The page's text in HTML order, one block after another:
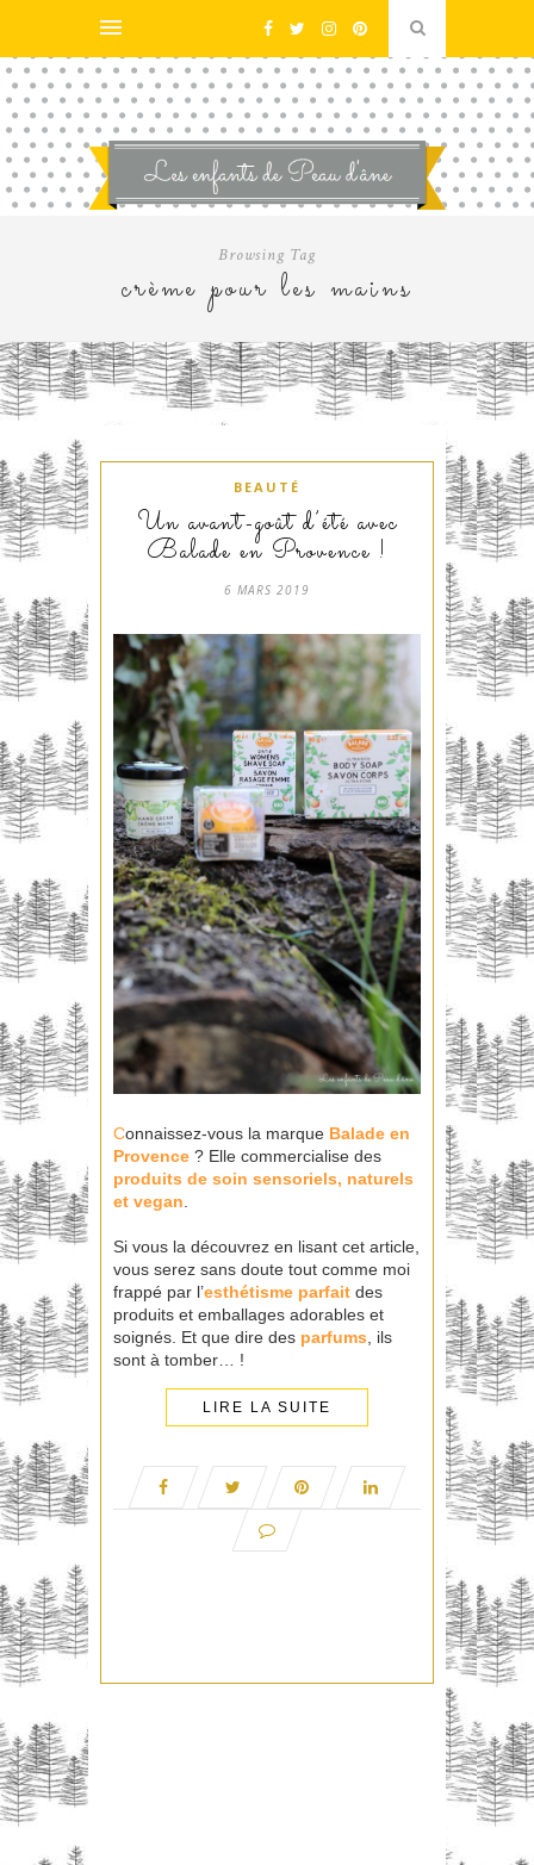
Browsing Tag
crème pour les mains
BEAUTÉ
Un avant-goût d’été avec
Balade en Provence !
6 MARS 2019
Connaissez-vous la marque Balade en
Provence ? Elle commercialise des
produits de soin sensoriels, naturels
et vegan.
Si vous la découvrez en lisant cet article,
vous serez sans doute tout comme moi
frappé par l’esthétisme parfait des
produits et emballages adorables et
soignés. Et que dire des parfums, ils
sont à tomber… !
LIRE LA SUITE